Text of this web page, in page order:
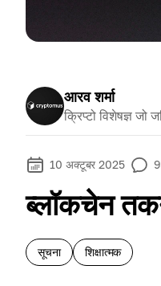
आरव शर्मा
क्रिप्टो विशेषज्ञ जो
10 अक्टूबर 2025
ब्लॉकचेन
सूचना शिक्षात्मक